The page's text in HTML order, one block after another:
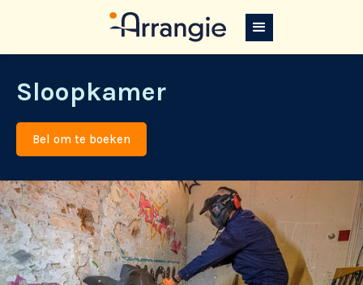
Sloopkamer
Bel om te boeken